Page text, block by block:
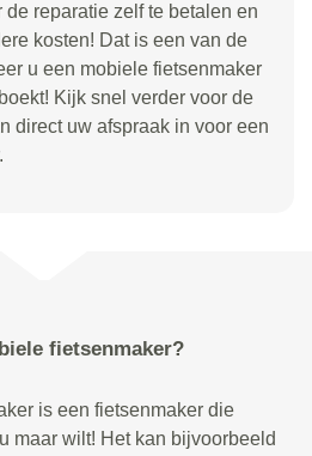
reparatie zelf te betalen en
kosten! Dat is een van de
u een mobiele fietsenmaker
Kijk snel verder voor de
direct uw afspraak in voor een
fietsenmaker?
is een fietsenmaker die
maar wilt! Het kan bijvoorbeeld